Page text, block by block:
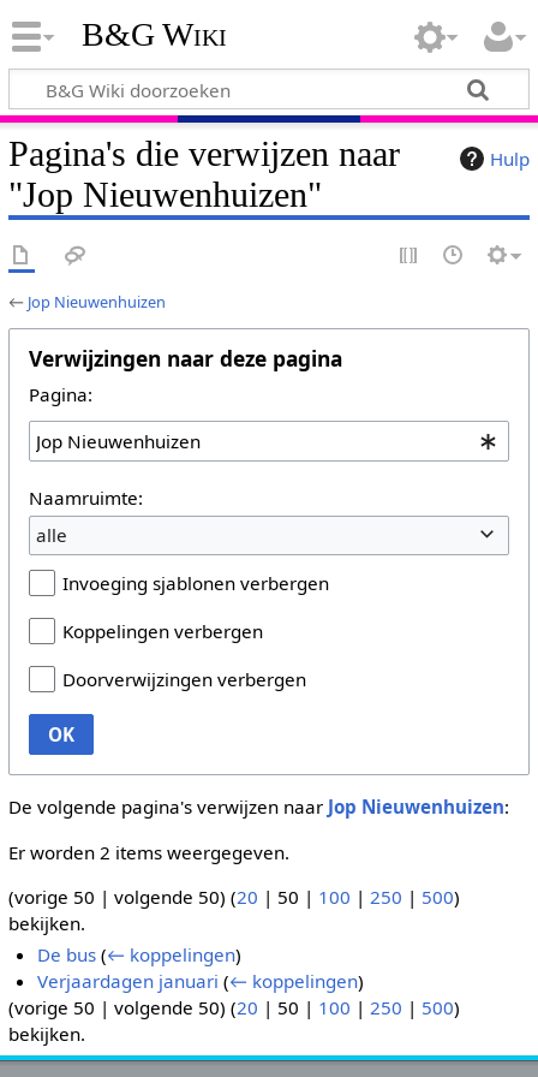
B&G Wiki
Hulp
Pagina's die verwijzen naar
"Jop Nieuwenhuizen"
← Jop Nieuwenhuizen
Verwijzingen naar deze pagina
Pagina:
Naamruimte:
alle
Invoeging sjablonen verbergen
Koppelingen verbergen
Doorverwijzingen verbergen
OK
De volgende pagina's verwijzen naar Jop Nieuwenhuizen:
Er worden 2 items weergegeven.
(vorige 50 | volgende 50) (20 | 50 | 100 | 250 | 500)
bekijken.
De bus (← koppelingen)
Verjaardagen januari (← koppelingen)
(vorige 50 | volgende 50) (20 | 50 | 100 | 250 | 500)
bekijken.